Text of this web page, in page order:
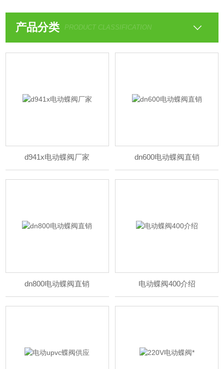
产品分类 PRODUCT CLASSIFICATION
d941x电动蝶阀厂家 dn600电动蝶阀直销
dn800电动蝶阀直销 电动蝶阀400介绍